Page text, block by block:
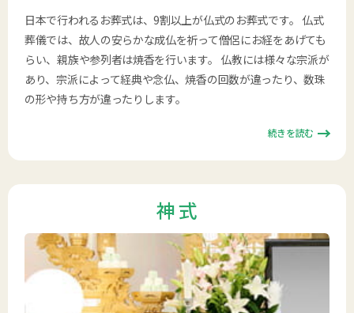
日本で行われるお葬式は、9割以上が仏式のお葬式です。 仏式
葬儀では、故人の安らかな成仏を祈って僧侶にお経をあげても
らい、親族や参列者は焼香を行います。 仏教には様々な宗派が
あり、宗派によって経典や念仏、焼香の回数が違ったり、数珠
の形や持ち方が違ったりします。
続きを読む
神 式